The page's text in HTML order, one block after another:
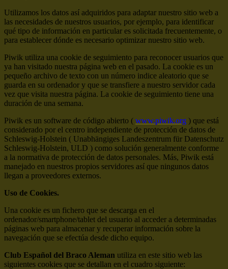
Utilizamos los datos así adquiridos para adaptar nuestro sitio web a
las necesidades de nuestros usuarios, por ejemplo, para identificar
qué tipo de información en particular es solicitada frecuentemente, o
para establecer dónde es necesario optimizar nuestro sitio web.
Piwik utiliza una cookie de seguimiento para reconocer usuarios que
ya han visitado nuestra página web en el pasado. La cookie es un
pequeño archivo de texto con un número indice aleatorio que se
guarda en su ordenador y que se transfiere a nuestro servidor cada
vez que visita nuestra página. La cookie de seguimiento tiene una
duración de una semana.
Piwik es un software de código abierto ( www.piwik.org ) que está
considerado por el centro independiente de protección de datos de
Schleswig-Holstein ( Unabhängiges Landeszentrum für Datenschutz
Schleswig-Holstein, ULD ) como solución generalmente conforme
a la normativa de protección de datos personales. Más, Piwik está
manejado en nuestros propios servidores así que ningunos datos
llegan a proveedores externos.
Uso de Cookies.
Una cookie es un fichero que se descarga en el
ordenador/smartphone/tablet del usuario al acceder a determinadas
páginas web para almacenar y recuperar información sobre la
navegación que se efectúa desde dicho equipo.
Club Español del Braco Aleman utiliza en este sitio web las
siguientes cookies que se detallan en el cuadro siguiente: